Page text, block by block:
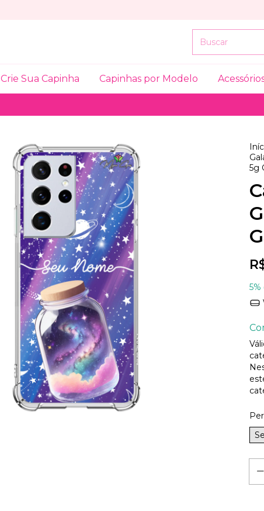
Crie Sua Capinha Capinhas por Modelo
5g